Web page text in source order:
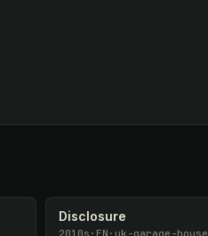
Disclosure
2010s · EN · uk-garage-house